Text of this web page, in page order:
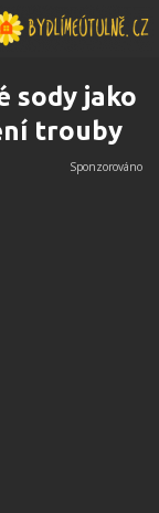
sody jako
trouby